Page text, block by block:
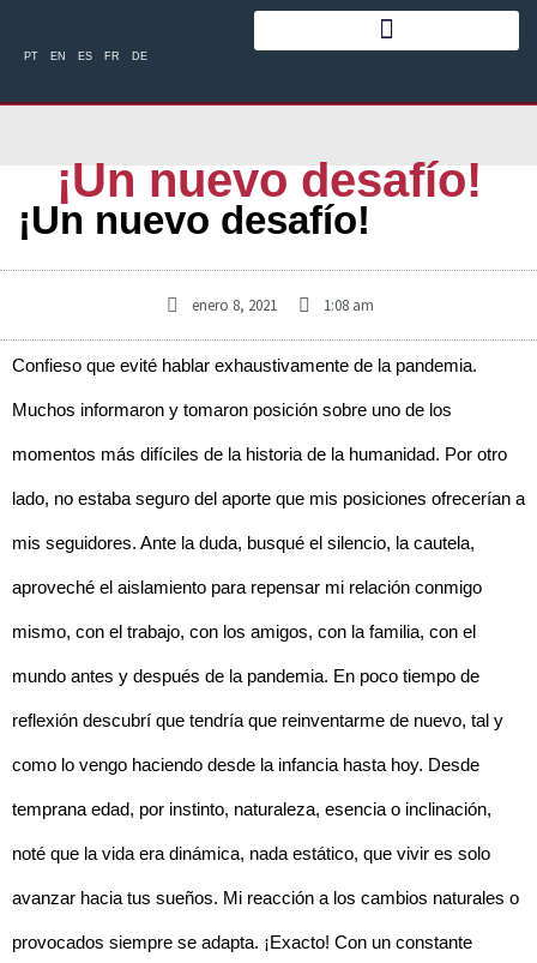
PT EN ES FR DE
¡Un nuevo desafío!
enero 8, 2021 1:08 am
¡Un nuevo desafío!
Confieso que evité hablar exhaustivamente de la pandemia.
Muchos informaron y tomaron posición sobre uno de los
momentos más difíciles de la historia de la humanidad. Por otro
lado, no estaba seguro del aporte que mis posiciones ofrecerían a
mis seguidores. Ante la duda, busqué el silencio, la cautela,
aproveché el aislamiento para repensar mi relación conmigo
mismo, con el trabajo, con los amigos, con la familia, con el
mundo antes y después de la pandemia. En poco tiempo de
reflexión descubrí que tendría que reinventarme de nuevo, tal y
como lo vengo haciendo desde la infancia hasta hoy. Desde
temprana edad, por instinto, naturaleza, esencia o inclinación,
noté que la vida era dinámica, nada estático, que vivir es solo
avanzar hacia tus sueños. Mi reacción a los cambios naturales o
provocados siempre se adapta. ¡Exacto! Con un constante